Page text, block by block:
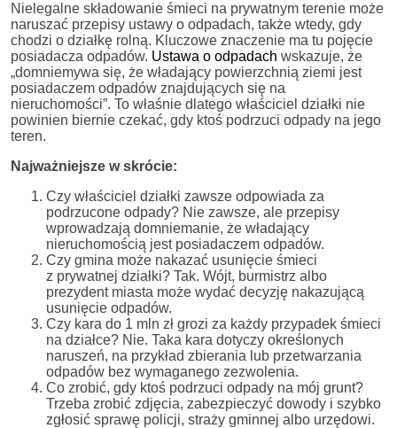
Nielegalne składowanie śmieci na prywatnym terenie może
naruszać przepisy ustawy o odpadach, także wtedy, gdy
chodzi o działkę rolną. Kluczowe znaczenie ma tu pojęcie
posiadacza odpadów. Ustawa o odpadach wskazuje, że
„domniemywa się, że władający powierzchnią ziemi jest
posiadaczem odpadów znajdujących się na
nieruchomości”. To właśnie dlatego właściciel działki nie
powinien biernie czekać, gdy ktoś podrzuci odpady na jego
teren.
Najważniejsze w skrócie:
Czy właściciel działki zawsze odpowiada za
podrzucone odpady? Nie zawsze, ale przepisy
wprowadzają domniemanie, że władający
nieruchomością jest posiadaczem odpadów.
Czy gmina może nakazać usunięcie śmieci
z prywatnej działki? Tak. Wójt, burmistrz albo
prezydent miasta może wydać decyzję nakazującą
usunięcie odpadów.
Czy kara do 1 mln zł grozi za każdy przypadek śmieci
na działce? Nie. Taka kara dotyczy określonych
naruszeń, na przykład zbierania lub przetwarzania
odpadów bez wymaganego zezwolenia.
Co zrobić, gdy ktoś podrzuci odpady na mój grunt?
Trzeba zrobić zdjęcia, zabezpieczyć dowody i szybko
zgłosić sprawę policji, straży gminnej albo urzędowi.